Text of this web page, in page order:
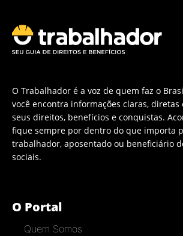
O Trabalhador é a voz de quem faz o
você encontra informações claras, diretas
seus direitos, benefícios e conquistas.
fique sempre por dentro do que importa
trabalhador, aposentado ou beneficiário
sociais.
O Portal
Quem Somos